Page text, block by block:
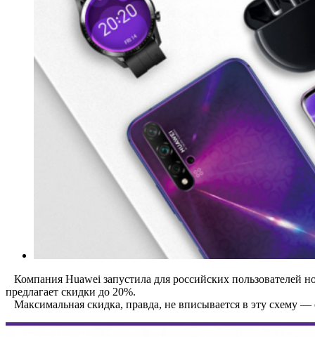
Компания Huawei запустила для российских пользователей
предлагает скидки до 20%.
Максимальная скидка, правда, не вписывается в эту схему